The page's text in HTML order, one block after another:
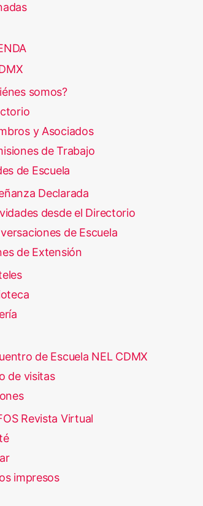
somos?
y Asociados
de Trabajo
de Escuela
Declarada
desde el Directorio
de Escuela
de Extensión
de Escuela NEL CDMX
de visitas
Revista Virtual
impresos